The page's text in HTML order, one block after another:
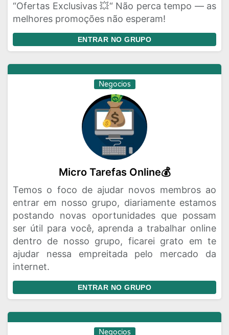
“Ofertas Exclusivas 💥“ Não perca tempo — as
melhores promoções não esperam!
ENTRAR NO GRUPO
Negocios
Micro Tarefas Online💰
Temos o foco de ajudar novos membros ao
entrar em nosso grupo, diariamente estamos
postando novas oportunidades que possam
ser útil para você, aprenda a trabalhar online
dentro de nosso grupo, ficarei grato em te
ajudar nessa empreitada pelo mercado da
internet.
ENTRAR NO GRUPO
Negocios